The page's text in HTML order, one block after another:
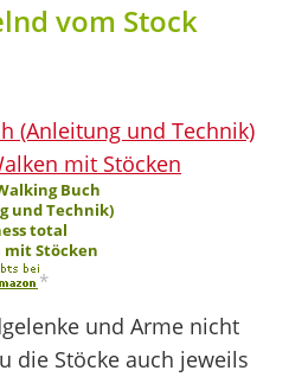
vom Stock
Buch
und Technik)
total
mit Stöcken
*
und Arme nicht
die Stöcke auch jeweils